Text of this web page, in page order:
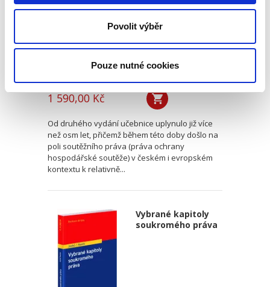
Povolit výběr
Pouze nutné cookies
1 590,00 Kč
Od druhého vydání učebnice uplynulo již více
než osm let, přičemž během této doby došlo na
poli soutěžního práva (práva ochrany
hospodářské soutěže) v českém i evropském
kontextu k relativně...
Vybrané kapitoly
soukromého práva